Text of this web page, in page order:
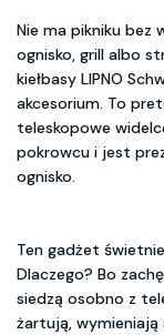
Nie ma pikniku bez
ognisko, grill albo
kiełbasy LIPNO
akcesorium. To
teleskopowe
pokrowcu i jest
ognisko.
Ten gadżet
Dlaczego? Bo
siedzą osobno z
żartują, wymieniają